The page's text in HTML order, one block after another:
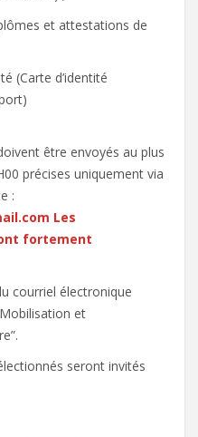
et attestations de
(Carte d’identité
être envoyés au plus
précises uniquement via
:
Les
fortement
courriel électronique
et
seront invités